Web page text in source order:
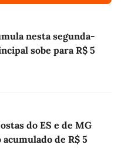
nesta segunda-
sobe para R$ 5
do ES e de MG
de R$ 5